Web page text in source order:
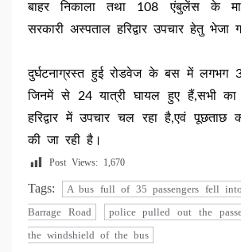
बाहर निकाला तथा 108 एंबुलेंस के
सरकारी अस्पताल हरिद्वार उपचार हेतु भेजा
दुर्घटनाग्रस्त हुई रोडवेज के बस में लगभग
जिनमें से 24 यात्री घायल हुए हैं,सभी का
हरिद्वार में उपचार चल रहा है,एवं पूछताछ
की जा रही है।
Post Views: 1,670
Tags:
A bus full of 35 passengers fell
Barrage Road
police pulled out the
the windshield of the bus